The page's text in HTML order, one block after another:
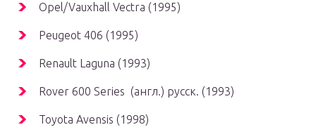
Opel/Vauxhall Vectra (1995)
Peugeot 406 (1995)
Renault Laguna (1993)
Rover 600 Series (англ.) русск. (1993)
Toyota Avensis (1998)